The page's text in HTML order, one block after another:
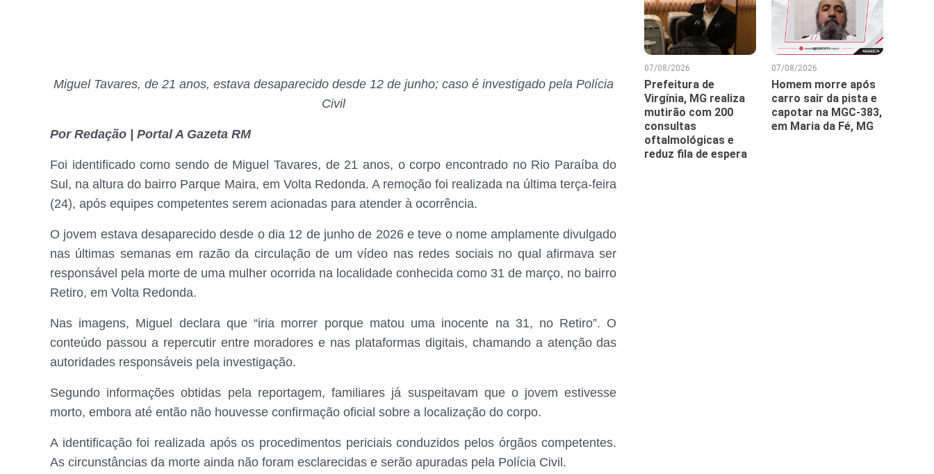
Miguel Tavares, de 21 anos, estava desaparecido desde 12 de junho; caso é investigado pela Polícia
Civil
Por Redação | Portal A Gazeta RM
Foi identificado como sendo de Miguel Tavares, de 21 anos, o corpo encontrado no Rio Paraíba do
Sul, na altura do bairro Parque Maira, em Volta Redonda. A remoção foi realizada na última terça-feira
(24), após equipes competentes serem acionadas para atender à ocorrência.
O jovem estava desaparecido desde o dia 12 de junho de 2026 e teve o nome amplamente divulgado
nas últimas semanas em razão da circulação de um vídeo nas redes sociais no qual afirmava ser
responsável pela morte de uma mulher ocorrida na localidade conhecida como 31 de março, no bairro
Retiro, em Volta Redonda.
Nas imagens, Miguel declara que “iria morrer porque matou uma inocente na 31, no Retiro”. O
conteúdo passou a repercutir entre moradores e nas plataformas digitais, chamando a atenção das
autoridades responsáveis pela investigação.
Segundo informações obtidas pela reportagem, familiares já suspeitavam que o jovem estivesse
morto, embora até então não houvesse confirmação oficial sobre a localização do corpo.
A identificação foi realizada após os procedimentos periciais conduzidos pelos órgãos competentes.
As circunstâncias da morte ainda não foram esclarecidas e serão apuradas pela Polícia Civil.
07/08/2026
Prefeitura de
Virgínia, MG realiza
mutirão com 200
consultas
oftalmológicas e
reduz fila de espera
07/08/2026
Homem morre após
carro sair da pista e
capotar na MGC-383,
em Maria da Fé, MG